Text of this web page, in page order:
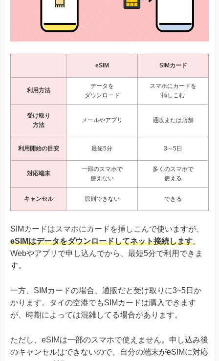
eSIM SIMカード
利用方法
データを
ダウンロード
スマホにカードを
挿しこむ
受け取り
方法
メールやアプリ 通販または店舗
利用開始の目安 最短5分 3～5日
対応端末
一部のスマホで
使えない
多くのスマホで
使える
キャンセル 原則できない できる
SIMカードはスマホにカードを挿しこんで使いますが、
eSIMはデータをダウンロードしてネット接続します。
Webやアプリで申し込んでから、最短5分で利用できま
す。
一方、SIMカードの場合、通販だと受け取りに3~5日か
かります。タイの空港でもSIMカードは購入できます
が、時期によっては混雑してる場合があります。
ただし、eSIMは一部のスマホで使えません。申し込み後
のキャンセルはできないので、自分の端末がeSIMに対応